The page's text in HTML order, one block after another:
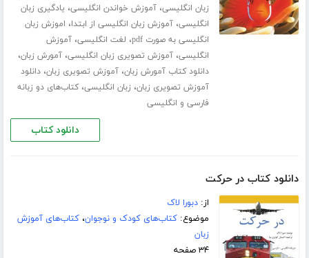
زبان انگلیسی،آموزش خواندن انگلیسی، یادگیری زبان
انگلیسی،آموزش زبان انگلیسی از ابتدا، اموزش زبان
انگلیسی به صورت pdf
، لغت انگلیسی،آموزش
انگلیسی،آموزش تصویری زبان انگلیسی،آمورش زبان،
دانلود کتاب آمورش زبان،آموزش تصویری زبان،دانلود
آموزش تصویری زبان، زبان انگلیسی،کتاب‌های دو زبانه
فارسی و انگلیسی
دانلود کتاب
دانلود کتاب در حرکت
از:دبورا لاک
موضوع:کتاب‌های کودک و نوجوان،کتاب‌های آموزش
زبان
۳۴ صفحه